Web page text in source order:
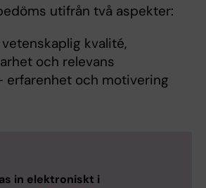
utifrån två aspekter:
kvalité,
och relevans
erfarenhet och motivering
in elektroniskt i